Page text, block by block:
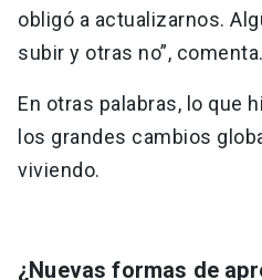
obligó a actualizarnos.
subir y otras no”, comenta.
En otras palabras, lo que
los grandes cambios
viviendo.
¿Nuevas formas de